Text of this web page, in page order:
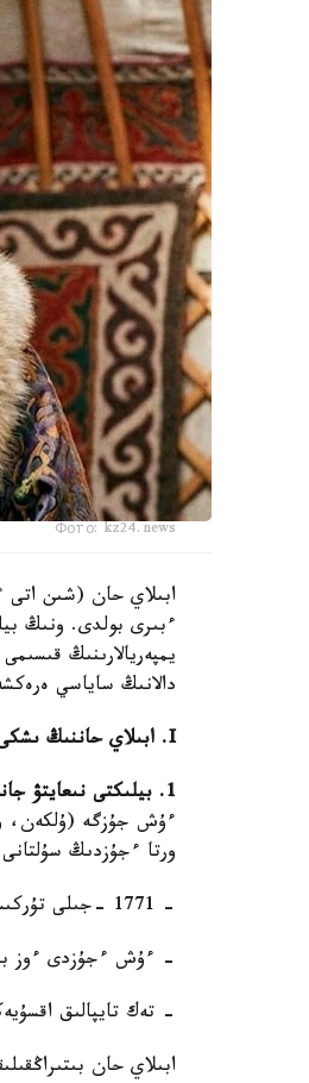
Фото: kz24.news
ءبىرى بولدى. ونىڭ
يمپەريالارىنىڭ
دالانىڭ ساياسي
I. ابىلاي حاننىڭ
1. بيلىكتى نىعايتۋ جانە جۇزدەردى بىرىكتىرۋ.
ءۇش جۇزگە (ۇلكەن،
ورتا ءجۇزدىڭ
- 1771 -جىلى تۇركىستانداعى قۇرىلتايدا حان بولىپ جاريالاندى.
- ءۇش ءجۇزدى ءوز
- تەك تايپالىق
ابىلاي حان